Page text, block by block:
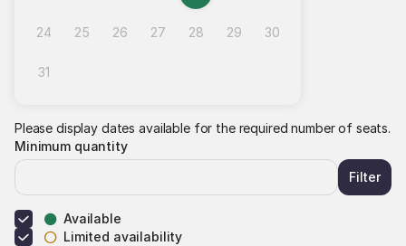
24
Inactive
25
Inactive
26
Inactive
27
Inactive
28
Inactive
29
Inactive
30
Inactive
31
Inactive
Available
Limited availability
Please display dates available for the required number of seats.
Minimum quantity
Filter